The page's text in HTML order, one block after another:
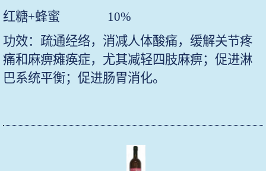
红糖+蜂蜜
10%
功效：疏通经络，消减人体酸痛，缓解关节疼
痛和麻痹瘫痪症，尤其减轻四肢麻痹；促进淋
巴系统平衡；促进肠胃消化。